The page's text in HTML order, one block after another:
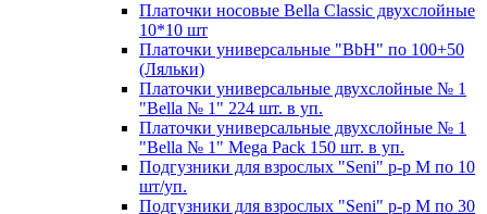
Платочки носовые Bella Classic двухслойные
10*10 шт
Платочки универсальные "BbH" по 100+50
(Ляльки)
Платочки универсальные двухслойные № 1
"Bella № 1" 224 шт. в уп.
Платочки универсальные двухслойные № 1
"Bella № 1" Mega Pack 150 шт. в уп.
Подгузники для взрослых "Seni" р-р М по 10
шт/уп.
Подгузники для взрослых "Seni" р-р М по 30